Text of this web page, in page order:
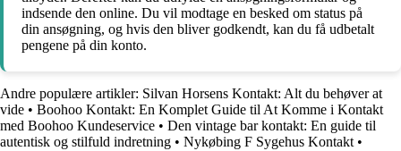
indsende den online. Du vil modtage en besked om status på
din ansøgning, og hvis den bliver godkendt, kan du få udbetalt
pengene på din konto.
Andre populære artikler: Silvan Horsens Kontakt: Alt du behøver at
vide • Boohoo Kontakt: En Komplet Guide til At Komme i Kontakt
med Boohoo Kundeservice • Den vintage bar kontakt: En guide til
autentisk og stilfuld indretning • Nykøbing F Sygehus Kontakt •